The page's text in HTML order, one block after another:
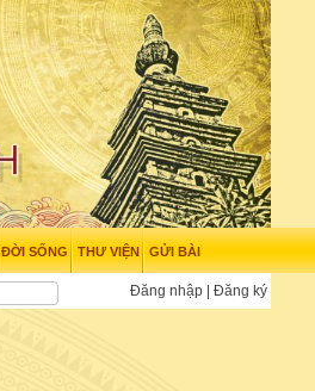
ĐỜI SỐNG THƯ VIỆN GỬI BÀI
Đăng nhập Đăng ký